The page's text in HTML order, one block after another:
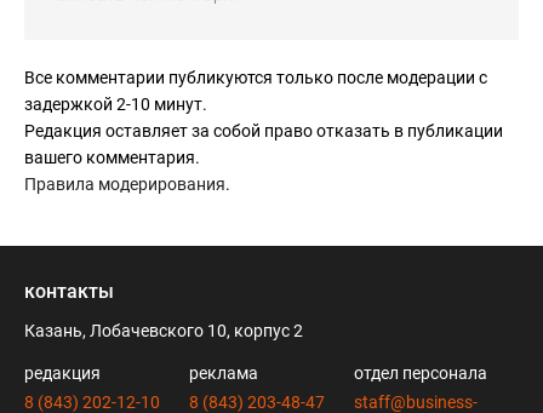
Все комментарии публикуются только после модерации с
задержкой 2-10 минут.
Редакция оставляет за собой право отказать в публикации
вашего комментария.
Правила модерирования.
контакты
Казань, Лобачевского 10, корпус 2
редакция
8 (843) 202-12-10
реклама
8 (843) 203-48-47
отдел персонала
staff@business-